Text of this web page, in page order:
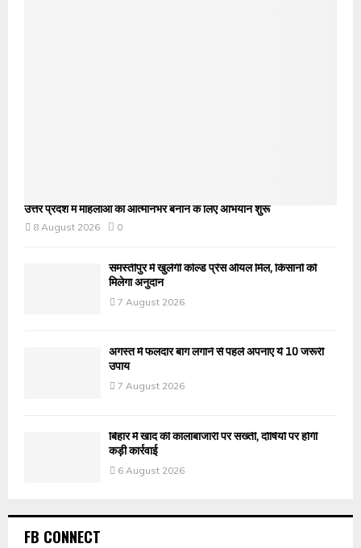
उत्तर प्रदेश में महिलाओं को आत्मनिर्भर बनाने के लिए अभियान शुरू
8 August 2026
0
समस्तीपुर में खुलेगी कोल्ड प्रेस ऑयल मिल, किसानों को
मिलेगा अनुदान
7 August 2026
अगस्त में फलदार बाग लगाने से पहले अपनाएं ये 10 जरूरी
उपाय
7 August 2026
बिहार में खाद की कालाबाजारी पर सख्ती, दोषियों पर होगी
कड़ी कार्रवाई
6 August 2026
FB CONNECT